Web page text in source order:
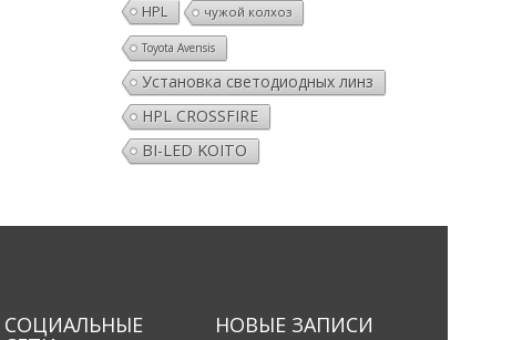
HPL чужой колхоз
Toyota Avensis
Установка светодиодных линз
HPL CROSSFIRE
BI-LED KOITO
СОЦИАЛЬНЫЕ НОВЫЕ ЗАПИСИ